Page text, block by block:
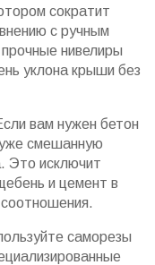
сократит
с ручным
нивелиры
уклона крыши без
вам нужен бетон
смешанную
Это исключит
и цемент в
саморезы